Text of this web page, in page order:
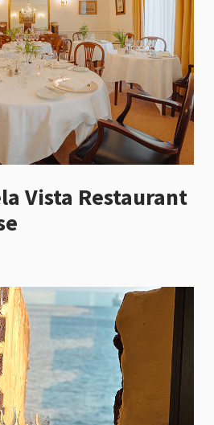
Vista Restaurant